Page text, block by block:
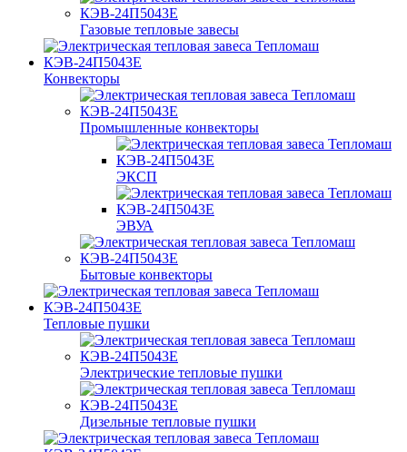
Газовые тепловые завесы
Конвекторы
Промышленные конвекторы
ЭКСП
ЭВУА
Бытовые конвекторы
Тепловые пушки
Электрические тепловые пушки
Дизельные тепловые пушки